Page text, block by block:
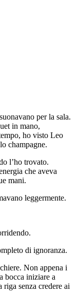
per la sala.
in mano,
ho visto Leo
champagne.
l’ho trovato.
che aveva
mani.
leggermente.
di ignoranza.
Non appena i
bocca iniziare a
senza credere ai